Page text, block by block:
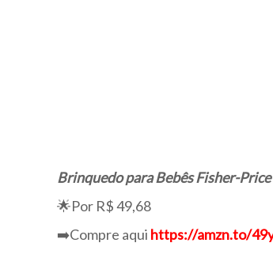
Brinquedo para Bebês Fisher-
🌟Por R$ 49,68
➡️Compre aqui https://amzn.to/